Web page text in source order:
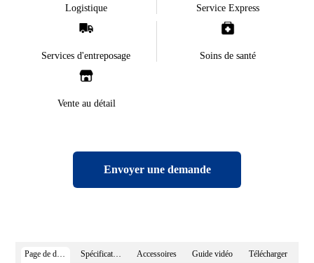
Logistique Service Express
Services d'entreposage Soins de santé
Vente au détail
Envoyer une demande
Page de détails Spécifications Accessoires Guide vidéo Télécharger